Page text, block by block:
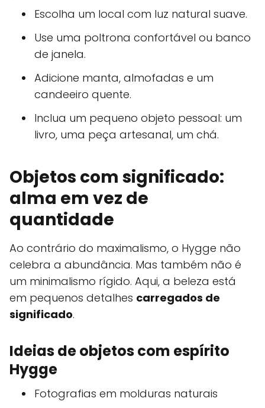
Escolha um local com luz natural suave.
Use uma poltrona confortável ou banco
de janela.
Adicione manta, almofadas e um
candeeiro quente.
Inclua um pequeno objeto pessoal: um
livro, uma peça artesanal, um chá.
Objetos com significado:
alma em vez de
quantidade
Ao contrário do maximalismo, o Hygge não
celebra a abundância. Mas também não é
um minimalismo rígido. Aqui, a beleza está
em pequenos detalhes carregados de
significado.
Ideias de objetos com espírito
Hygge
Fotografias em molduras naturais